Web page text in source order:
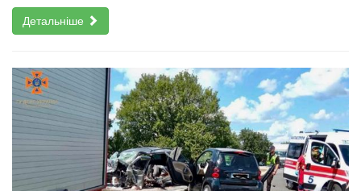
Детальніше